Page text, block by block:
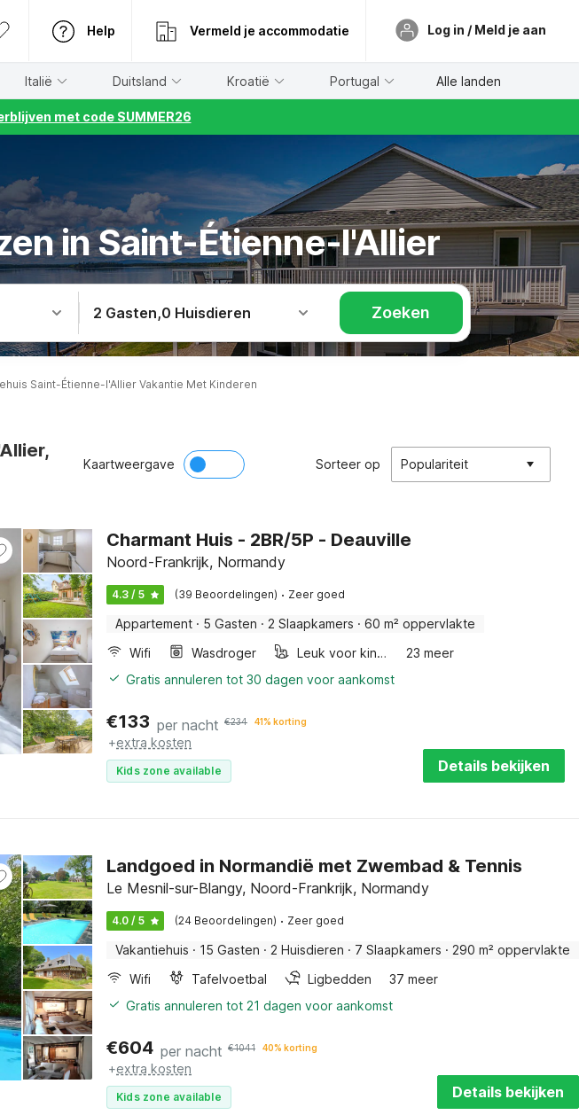
Help Vermeld je accommodatie Log in / Meld je aan
Italië Duitsland Kroatië Portugal Alle landen
met code SUMMER26
in Saint-Étienne-l'Allier
2 Gasten,0 Huisdieren Zoeken
Saint-Étienne-l'Allier Vakantie Met Kinderen
Kaartweergave Sorteer op Populariteit
Charmant Huis - 2BR/5P - Deauville
Noord-Frankrijk, Normandy
4.3 / 5 (39 Beoordelingen) · Zeer goed
Appartement · 5 Gasten · 2 Slaapkamers · 60 m² oppervlakte
Wifi
Wasdroger Leuk voor kinderen
23 meer
Gratis annuleren tot 30 dagen voor aankomst
€133 per nacht €234 41% korting
+extra kosten
Kids zone available Details bekijken
Landgoed in Normandië met Zwembad & Tennis
Le Mesnil-sur-Blangy, Noord-Frankrijk, Normandy
4.0 / 5 (24 Beoordelingen) · Zeer goed
Vakantiehuis · 15 Gasten · 2 Huisdieren · 7 Slaapkamers · 290 m² oppervlakte
Wifi
Tafelvoetbal Ligbedden
37 meer
Gratis annuleren tot 21 dagen voor aankomst
€604 per nacht €1041 40% korting
+extra kosten
Kids zone available Details bekijken